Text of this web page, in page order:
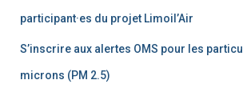
participant·es du projet Limoil’Air
S’inscrire aux alertes OMS pour les
microns (PM 2.5)